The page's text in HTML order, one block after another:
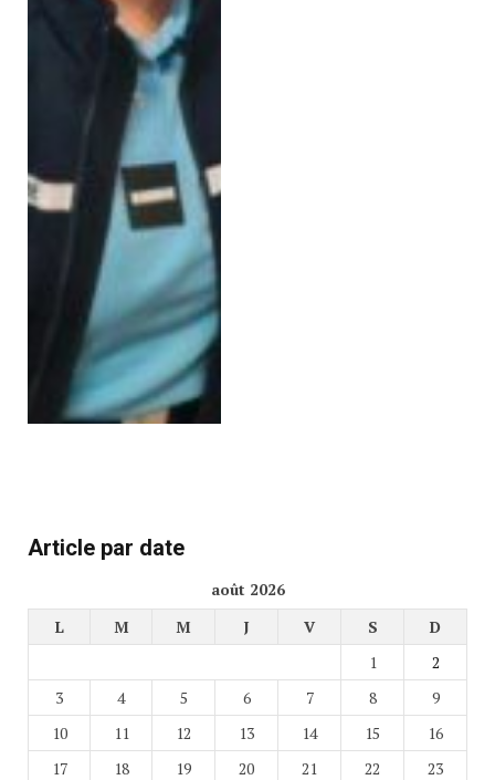
Article par date
août 2026
L
M M J V S
D
1
2
3
4 5 6 7 8
9
10
11 12 13 14 15
16
17
18 19 20 21 22
23